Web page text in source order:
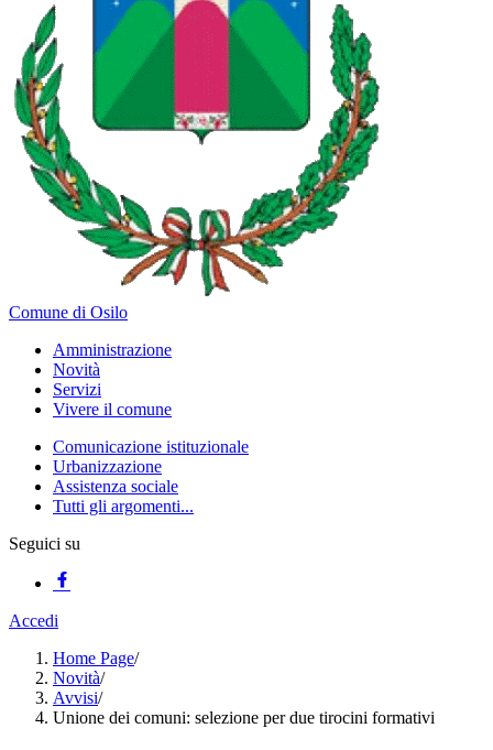
Comune di Osilo
Amministrazione
Novità
Servizi
Vivere il comune
Comunicazione istituzionale
Urbanizzazione
Assistenza sociale
Tutti gli argomenti...
Seguici su
Accedi
Home Page/
Novità/
Avvisi/
Unione dei comuni: selezione per due tirocini formativi